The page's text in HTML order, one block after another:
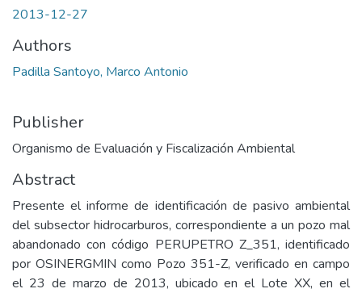
2013-12-27
Authors
Padilla Santoyo, Marco Antonio
Publisher
Organismo de Evaluación y Fiscalización Ambiental
Abstract
Presente el informe de identificación de pasivo ambiental
del subsector hidrocarburos, correspondiente a un pozo mal
abandonado con código PERUPETRO Z_351, identificado
por OSINERGMIN como Pozo 351-Z, verificado en campo
el 23 de marzo de 2013, ubicado en el Lote XX, en el